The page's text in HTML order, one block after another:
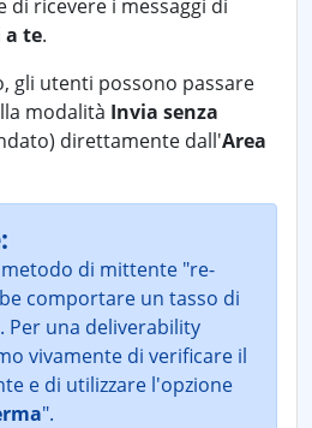
di ricevere i messaggi di
te.
gli utenti possono passare
modalità Invia senza
direttamente dall'Area
di mittente "re-
comportare un tasso di
Per una deliverability
vivamente di verificare il
e di utilizzare l'opzione
".